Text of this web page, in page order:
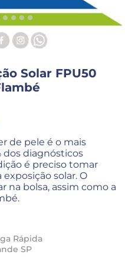
Solar FPU50
de pele é o mais
dos diagnósticos
é preciso tomar
solar. O
na bolsa, assim como a
Rápida
SP